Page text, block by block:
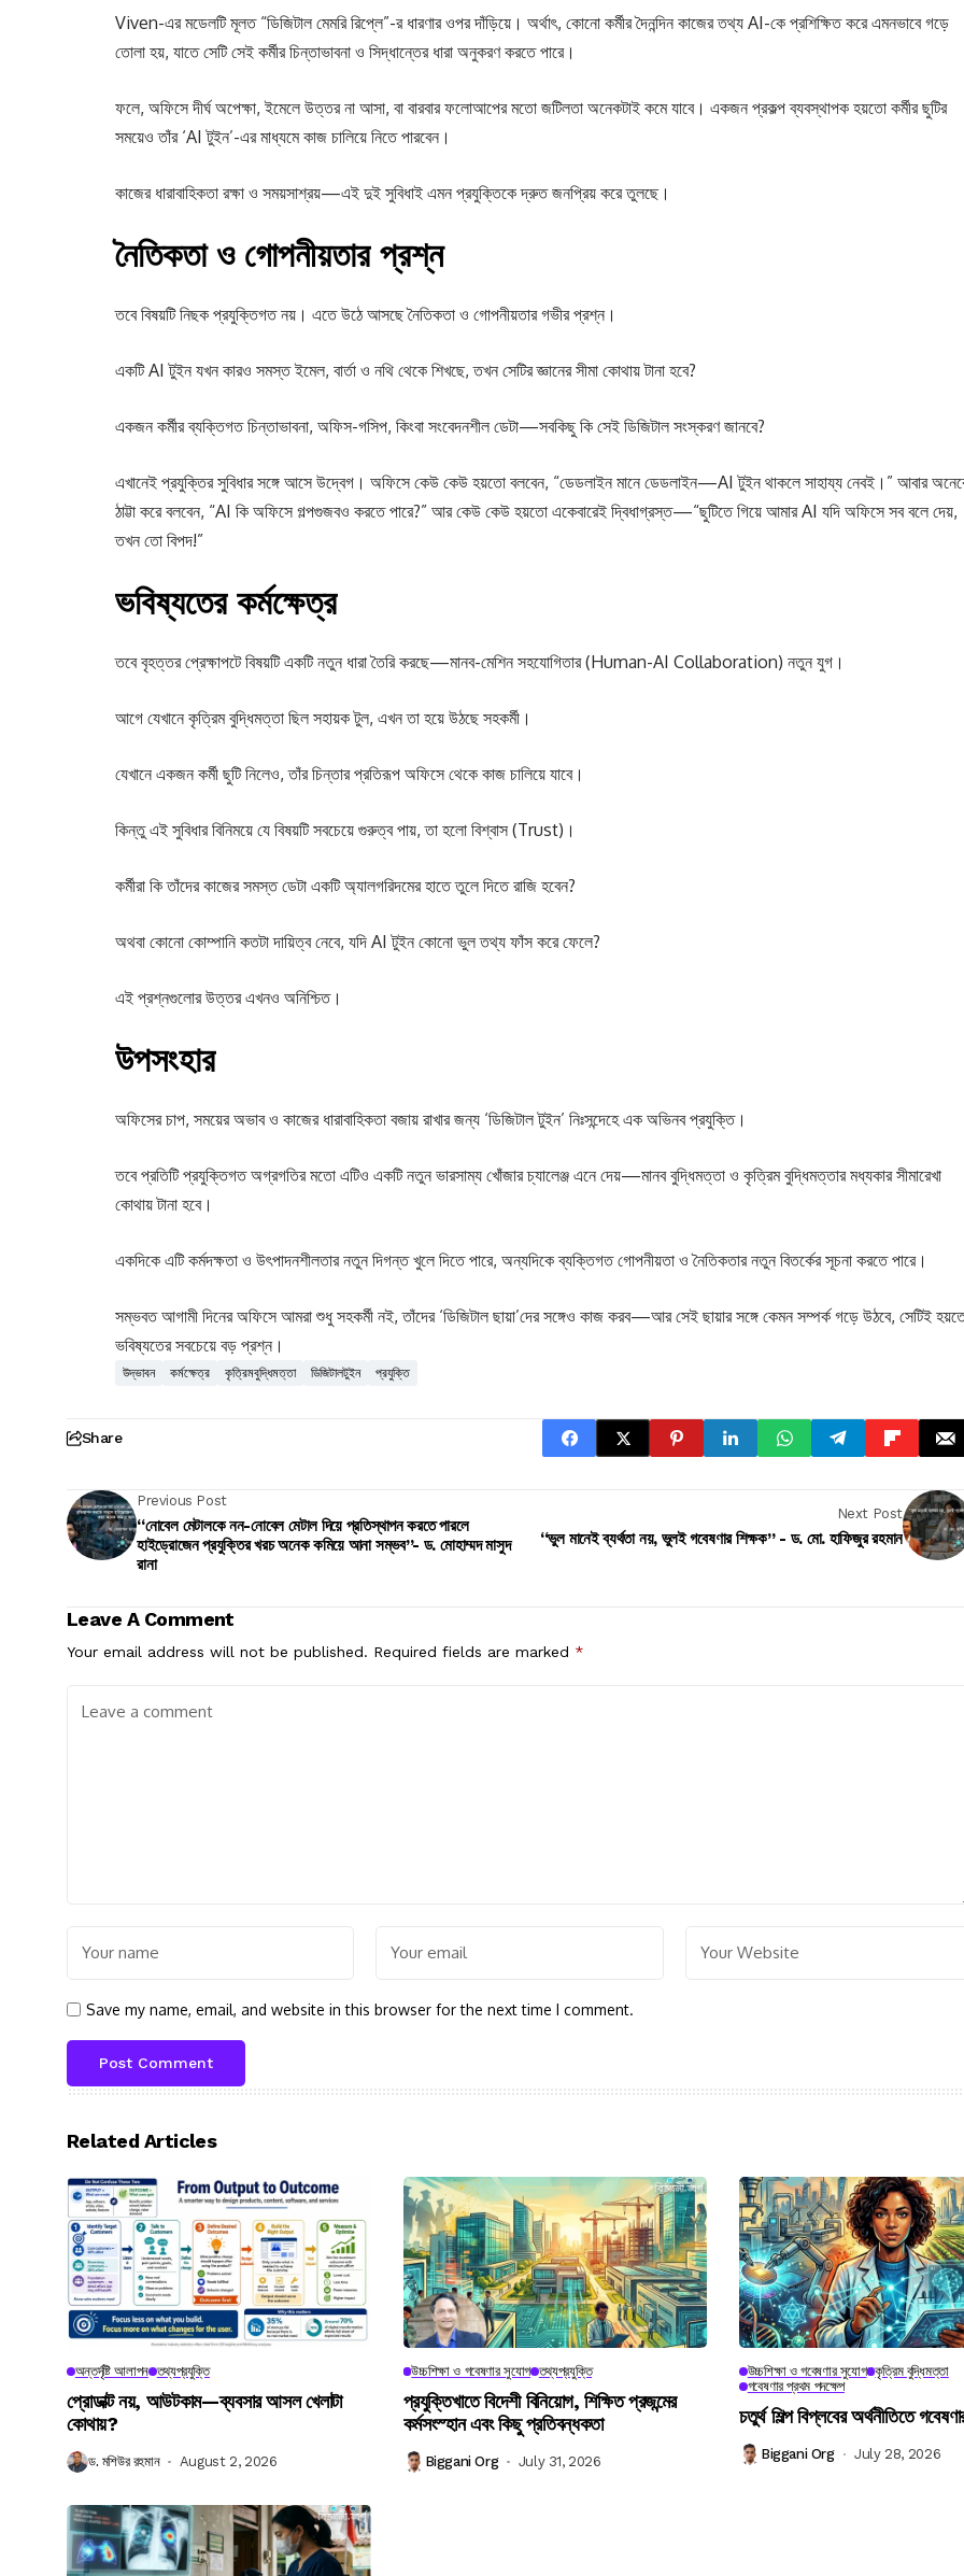
Viven-এর মডেলটি মূলত “ডিজিটাল মেমরি রিপ্লে”-র ধারণার ওপর দাঁড়িয়ে। অর্থাৎ, কোনো কর্মীর দৈনন্দিন কাজের তথ্য AI-কে প্রশিক্ষিত করে এমনভাবে গড়ে
তোলা হয়, যাতে সেটি সেই কর্মীর চিন্তাভাবনা ও সিদ্ধান্তের ধারা অনুকরণ করতে পারে।
ফলে, অফিসে দীর্ঘ অপেক্ষা, ইমেলে উত্তর না আসা, বা বারবার ফলোআপের মতো জটিলতা অনেকটাই কমে যাবে। একজন প্রকল্প ব্যবস্থাপক হয়তো কর্মীর ছুটির
সময়েও তাঁর ‘AI টুইন’-এর মাধ্যমে কাজ চালিয়ে নিতে পারবেন।
কাজের ধারাবাহিকতা রক্ষা ও সময়সাশ্রয়—এই দুই সুবিধাই এমন প্রযুক্তিকে দ্রুত জনপ্রিয় করে তুলছে।
নৈতিকতা ও গোপনীয়তার প্রশ্ন
তবে বিষয়টি নিছক প্রযুক্তিগত নয়। এতে উঠে আসছে নৈতিকতা ও গোপনীয়তার গভীর প্রশ্ন।
একটি AI টুইন যখন কারও সমস্ত ইমেল, বার্তা ও নথি থেকে শিখছে, তখন সেটির জ্ঞানের সীমা কোথায় টানা হবে?
একজন কর্মীর ব্যক্তিগত চিন্তাভাবনা, অফিস-গসিপ, কিংবা সংবেদনশীল ডেটা—সবকিছু কি সেই ডিজিটাল সংস্করণ জানবে?
এখানেই প্রযুক্তির সুবিধার সঙ্গে আসে উদ্বেগ। অফিসে কেউ কেউ হয়তো বলবেন, “ডেডলাইন মানে ডেডলাইন—AI টুইন থাকলে সাহায্য নেবই।” আবার
ঠাট্টা করে বলবেন, “AI কি অফিসে গল্পগুজবও করতে পারে?” আর কেউ কেউ হয়তো একেবারেই দ্বিধাগ্রস্ত—“ছুটিতে গিয়ে আমার AI যদি অফিসে সব বলে দেয়,
তখন তো বিপদ!”
ভবিষ্যতের কর্মক্ষেত্র
তবে বৃহত্তর প্রেক্ষাপটে বিষয়টি একটি নতুন ধারা তৈরি করছে—মানব-মেশিন সহযোগিতার (Human-AI Collaboration) নতুন যুগ।
আগে যেখানে কৃত্রিম বুদ্ধিমত্তা ছিল সহায়ক টুল, এখন তা হয়ে উঠছে সহকর্মী।
যেখানে একজন কর্মী ছুটি নিলেও, তাঁর চিন্তার প্রতিরূপ অফিসে থেকে কাজ চালিয়ে যাবে।
কিন্তু এই সুবিধার বিনিময়ে যে বিষয়টি সবচেয়ে গুরুত্ব পায়, তা হলো বিশ্বাস (Trust)।
কর্মীরা কি তাঁদের কাজের সমস্ত ডেটা একটি অ্যালগরিদমের হাতে তুলে দিতে রাজি হবেন?
অথবা কোনো কোম্পানি কতটা দায়িত্ব নেবে, যদি AI টুইন কোনো ভুল তথ্য ফাঁস করে ফেলে?
এই প্রশ্নগুলোর উত্তর এখনও অনিশ্চিত।
উপসংহার
অফিসের চাপ, সময়ের অভাব ও কাজের ধারাবাহিকতা বজায় রাখার জন্য ‘ডিজিটাল টুইন’ নিঃসন্দেহে এক অভিনব প্রযুক্তি।
তবে প্রতিটি প্রযুক্তিগত অগ্রগতির মতো এটিও একটি নতুন ভারসাম্য খোঁজার চ্যালেঞ্জ এনে দেয়—মানব বুদ্ধিমত্তা ও কৃত্রিম বুদ্ধিমত্তার মধ্যকার সীমারেখা
কোথায় টানা হবে।
একদিকে এটি কর্মদক্ষতা ও উৎপাদনশীলতার নতুন দিগন্ত খুলে দিতে পারে, অন্যদিকে ব্যক্তিগত গোপনীয়তা ও নৈতিকতার নতুন বিতর্কের সূচনা করতে পারে।
সম্ভবত আগামী দিনের অফিসে আমরা শুধু সহকর্মী নই, তাঁদের ‘ডিজিটাল ছায়া’দের সঙ্গেও কাজ করব—আর সেই ছায়ার সঙ্গে কেমন সম্পর্ক গড়ে উঠবে, সেটিই
ভবিষ্যতের সবচেয়ে বড় প্রশ্ন।
উদ্ভাবন কর্মক্ষেত্র কৃত্রিমবুদ্ধিমত্তা ডিজিটালটুইন প্রযুক্তি
Share
Previous Post
“নোবেল মেটালকে নন-নোবেল মেটাল দিয়ে প্রতিস্থাপন করতে পারলে
হাইড্রোজেন প্রযুক্তির খরচ অনেক কমিয়ে আনা সম্ভব”- ড. মোহাম্মদ মাসুদ
রানা
Next Post
“ভুল মানেই ব্যর্থতা নয়, ভুলই গবেষণার শিক্ষক” - ড. মো. হাফিজুর রহমান
Leave A Comment
Your email address will not be published. Required fields are marked *
Save my name, email, and website in this browser for the next time I comment.
Related Articles
অন্তর্দৃষ্টি আলাপন তথ্যপ্রযুক্তি
প্রোডাক্ট নয়, আউটকাম—ব্যবসার আসল খেলাটা
কোথায়?
ড. মশিউর রহমান August 2, 2026
উচ্চশিক্ষা ও গবেষণার সুযোগ তথ্যপ্রযুক্তি
প্রযুক্তিখাতে বিদেশী বিনিয়োগ, শিক্ষিত প্রজন্মের
কর্মসংস্হান এবং কিছু প্রতিবন্ধকতা
Biggani Org July 31, 2026
উচ্চশিক্ষা ও গবেষণার সুযোগ কৃত্রিম বুদ্ধিমত্তা
গবেষণার প্রথম পদক্ষেপ
চতুর্থ শিল্প বিপ্লবের অর্থনীতিতে
Biggani Org July 28, 2026